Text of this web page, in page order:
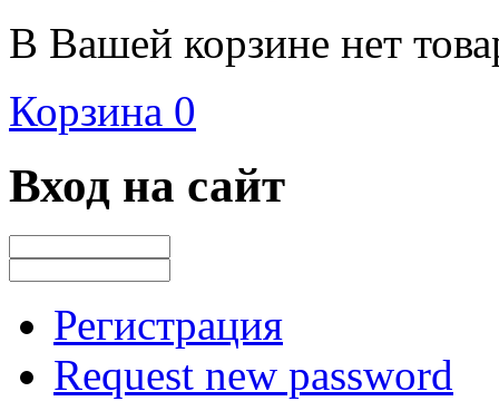
В Вашей корзине нет
Корзина 0
Вход на сайт
Регистрация
Request new password